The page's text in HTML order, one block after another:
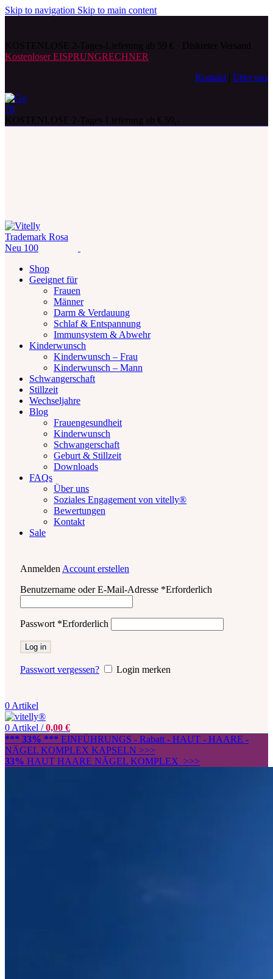
Skip to navigation Skip to main content
Kostenloser EISPRUNGRECHNER
Kontakt
Über uns
Shop
Geeignet für
Frauen
Männer
Darm & Verdauung
Schlaf & Entspannung
Immunsystem & Abwehr
Kinderwunsch
Kinderwunsch – Frau
Kinderwunsch – Mann
Schwangerschaft
Stillzeit
Wechseljahre
Blog
Frauengesundheit
Kinderwunsch
Schwangerschaft
Geburt & Stillzeit
Downloads
FAQs
Über uns
Soziales Engagement von vitelly®
Bewertungen
Kontakt
Sale
Anmelden Account erstellen
Benutzername oder E-Mail-Adresse *Erforderlich
Passwort *Erforderlich
Log in
Passwort vergessen? Login merken
0 Artikel
0 Artikel / 0,00 €
*** 33% *** EINFÜHRUNGS - Rabatt - HAUT - HAARE -
NÄGEL KOMPLEX KAPSELN >>>
33% HAUT HAARE NÄGEL KOMPLEX >>>